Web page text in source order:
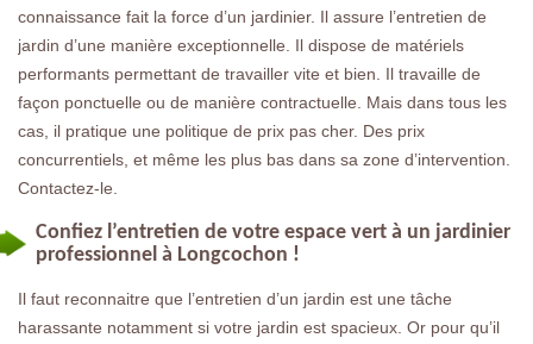
connaissance fait la force d’un jardinier. Il assure l’entretien de
jardin d’une manière exceptionnelle. Il dispose de matériels
performants permettant de travailler vite et bien. Il travaille de
façon ponctuelle ou de manière contractuelle. Mais dans tous les
cas, il pratique une politique de prix pas cher. Des prix
concurrentiels, et même les plus bas dans sa zone d’intervention.
Contactez-le.
Confiez l’entretien de votre espace vert à un jardinier
professionnel à Longcochon !
Il faut reconnaitre que l’entretien d’un jardin est une tâche
harassante notamment si votre jardin est spacieux. Or pour qu’il